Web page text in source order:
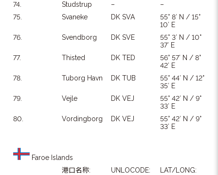
74.
Studstrup –
–
75.
Svaneke DK SVA
55° 8′ N / 15°
10′ E
76.
Svendborg DK SVE
55° 3′ N / 10°
37′ E
77.
Thisted DK TED
56° 57′ N / 8°
42′ E
78.
Tuborg Havn DK TUB
55° 44′ N / 12°
35′ E
79.
Vejle DK VEJ
55° 42′ N / 9°
33′ E
80.
Vordingborg DK VEJ
55° 42′ N / 9°
33′ E
Faroe Islands
港口名称:
UNLOCODE: LAT/LONG: